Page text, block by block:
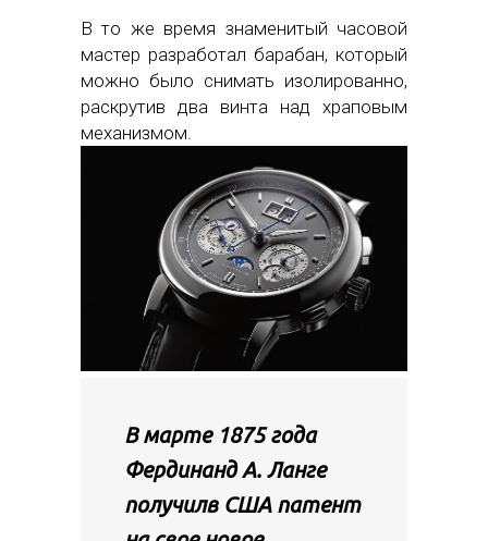
В то же время знаменитый часовой
мастер разработал барабан, который
можно было снимать изолированно,
раскрутив два винта над храповым
механизмом.
В марте 1875 года
Фердинанд А. Ланге
получилв США патент